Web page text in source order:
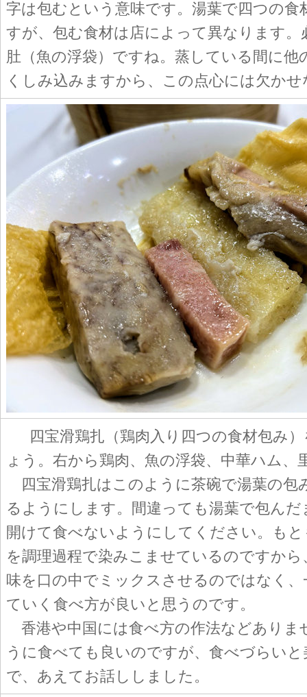
字は包むという意味です。湯葉で四つの食
すが、包む食材は店によって異なります。
肚（魚の浮袋）ですね。蒸している間に他
くしみ込みますから、この点心には欠か
四宝滑鶏扎（鶏肉入り四つの食材包み
ょう。右から鶏肉、魚の浮袋、中華ハム、
四宝滑鶏扎はこのように茶碗で湯葉の包
るようにします。間違っても湯葉で包ん
開けて食べないようにしてください。も
を調理過程で染みこませているのですから
味を口の中でミックスさせるのではなく
ていく食べ方が良いと思うのです。
香港や中国には食べ方の作法などありま
うに食べても良いのですが、食べづらい
で、あえてお話ししました。